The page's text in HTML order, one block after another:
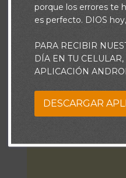
“Este es el mensaje
porque los errores te
es perfecto. DIOS
PARA RECIBIR
DÍA EN TU
APLICACIÓN
DESCARGAR